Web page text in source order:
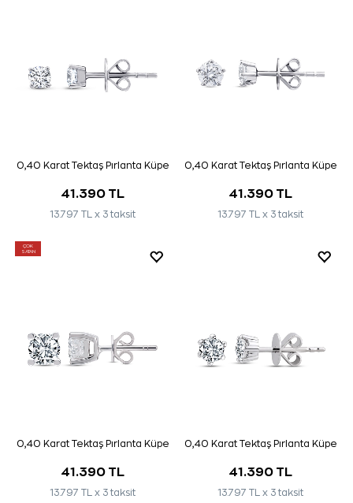
0,40 Karat Tektaş Pırlanta Küpe
41.390 TL
13.797 TL x 3 taksit
0,40 Karat Tektaş Pırlanta Küpe
41.390 TL
13.797 TL x 3 taksit
ÇOK
SATAN
0,40 Karat Tektaş Pırlanta Küpe
41.390 TL
13.797 TL x 3 taksit
0,40 Karat Tektaş Pırlanta Küpe
41.390 TL
13.797 TL x 3 taksit